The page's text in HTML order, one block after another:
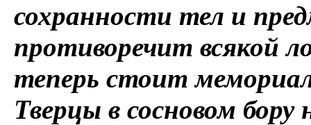
сохранности тел и
противоречит всякой
теперь стоит
Тверцы в сосновом бору